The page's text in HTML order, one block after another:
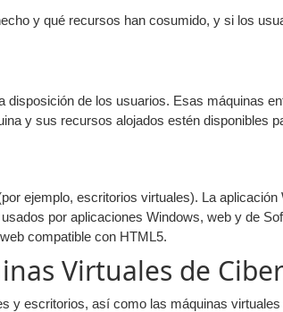
y qué recursos han cosumido, y si los
de los usuarios. Esas máquinas
y sus recursos alojados estén disponibles
ejemplo, escritorios virtuales). La
por aplicaciones Windows, web y de
compatible con HTML5.
Virtuales de
y escritorios, así como las máquinas